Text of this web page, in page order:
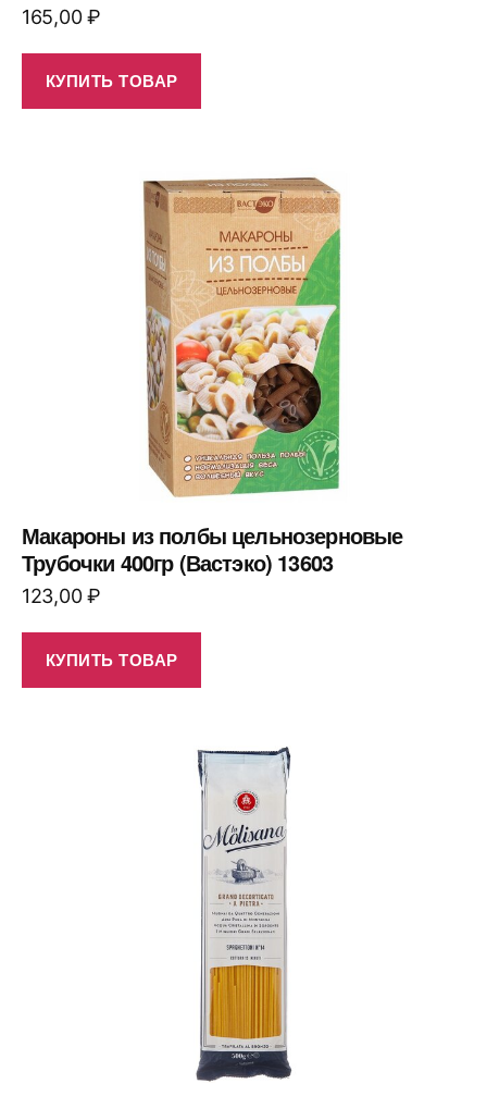
165,00₽
КУПИТЬ ТОВАР
Макароны из полбы цельнозерновые
Трубочки 400гр (Вастэко) 13603
123,00₽
КУПИТЬ ТОВАР